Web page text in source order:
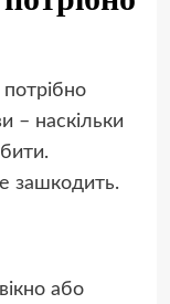
– наскільки
зашкодить.
або